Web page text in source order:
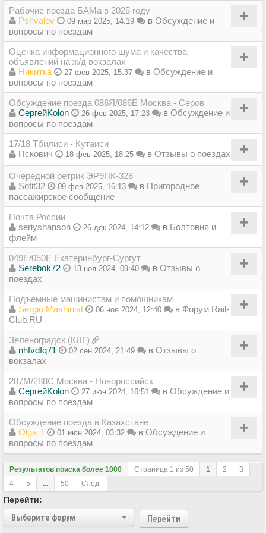
Рабочие поезда БАМа в 2025 году
Pshvalov
09 мар 2025, 14:19 в Обсуждение и
вопросы по поездам
Оценка информационного шума и качества
объявлений на ж/д вокзалах
Никитка
27 фев 2025, 15:37 в Обсуждение и
вопросы по поездам
Обсуждение поезда 086Я/086Е Москва - Серов
СергейKolon
26 фев 2025, 17:23 в Обсуждение и
вопросы по поездам
17/18 Тбилиси - Кутаиси
Пскович
18 фев 2025, 18:25 в Отзывы о поездах
Очередной ретрик ЭР9ПК-328
Sofit32
09 фев 2025, 16:13 в Пригородное
пассажирское сообщение
Почта России
seriyshanson
26 дек 2024, 14:12 в Болтовня и
флейм
049Е/050Е Екатеринбург-Сургут
Serebok72
13 ноя 2024, 09:40 в Отзывы о
поездах
Подъемные машинистам и помощникам
Sergio Mashinist
06 ноя 2024, 12:40 в Форум Rail-
Club.RU
Зеленоградск (КЛГ)
nhfvdfq71
02 сен 2024, 21:49 в Отзывы о
вокзалах
287М/288C Москва - Новороссийск
СергейKolon
27 июн 2024, 16:51 в Обсуждение и
вопросы по поездам
Обсуждение поезда в Казахстане
Olga T
01 июн 2024, 03:32 в Обсуждение и
вопросы по поездам
Результатов поиска более 1000 Страница 1 из 50 1 2
3
4
5 ... 50 След.
Перейти:
Выберите форум
Перейти